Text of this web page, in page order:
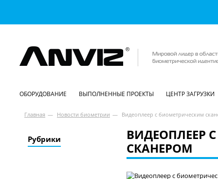
ОБОРУДОВАНИЕ ВЫПОЛНЕННЫЕ ПРОЕКТЫ ЦЕНТР ЗАГРУЗКИ
Главная — Новости биометрии — Видеоплеер с биометрическим
Рубрики
ВИДЕОПЛЕЕР
СКАНЕРОМ